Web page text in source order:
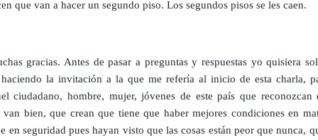
que van a hacer un segundo piso. Los segundos pisos se les caen.
gracias. Antes de pasar a preguntas y respuestas yo quisiera
la invitación a la que me refería al inicio de esta charla,
ciudadano, hombre, mujer, jóvenes de este país que reconozcan
van bien, que crean que tiene que haber mejores condiciones en
en seguridad pues hayan visto que las cosas están peor que nunca,